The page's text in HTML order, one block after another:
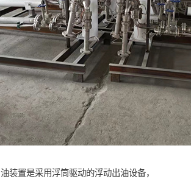
装置是采用浮筒驱动的浮动出油设备，